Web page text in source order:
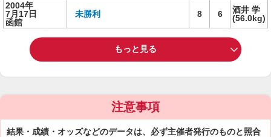
2004年
7月17日
函館
未勝利 8 6
酒井 学
(56.0kg)
もっと見る
注意事項
結果・成績・オッズなどのデータは、必ず主催者発行のものと照合